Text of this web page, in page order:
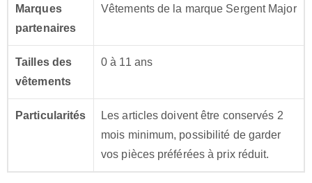
Marques
partenaires
Vêtements de la marque Sergent Major
Tailles des
vêtements
0 à 11 ans
Particularités
Les articles doivent être conservés 2
mois minimum, possibilité de garder
vos pièces préférées à prix réduit.